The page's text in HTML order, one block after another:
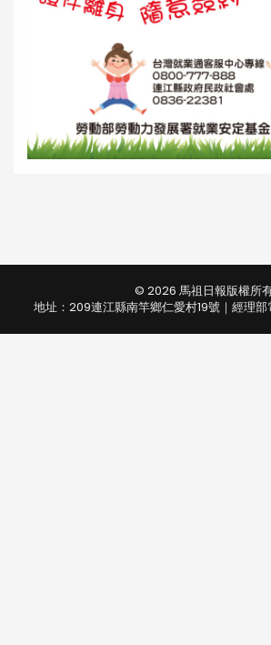
© 2026 馬祖日報版權所
地址：209連江縣南竿鄉仁愛村19號｜經理